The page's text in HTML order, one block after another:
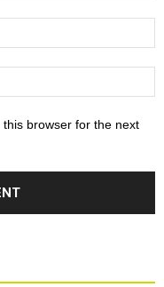
browser for the next